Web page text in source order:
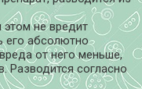
этом не вредит
его абсолютно
от него меньше,
Разводится согласно